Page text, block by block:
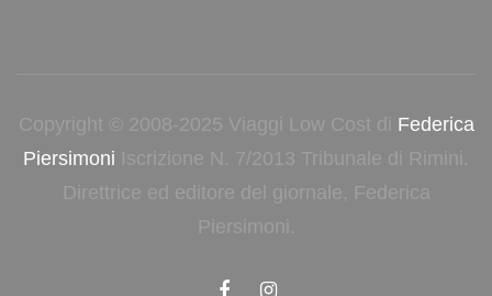
Copyright © 2008-2025 Viaggi Low Cost di Federica
Piersimoni Iscrizione N. 7/2013 Tribunale di Rimini.
Direttrice ed editore del giornale, Federica
Piersimoni.